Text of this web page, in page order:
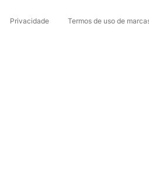
Privacidade Termos de uso de